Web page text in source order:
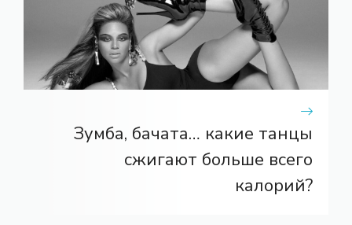
Зумба, бачата… какие танцы
сжигают больше всего
калорий?